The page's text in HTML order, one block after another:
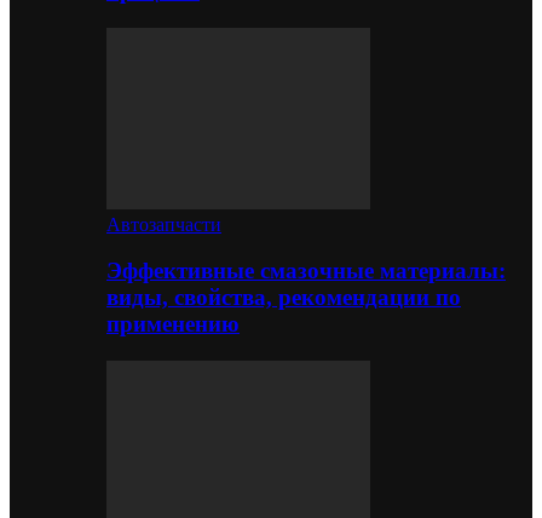
Автозапчасти
Эффективные смазочные материалы:
виды, свойства, рекомендации по
применению